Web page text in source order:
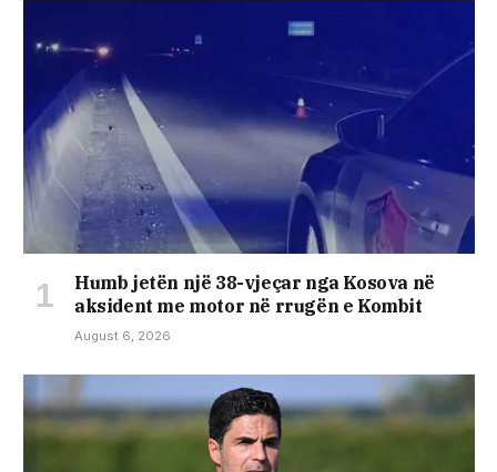
Humb jetën një 38-vjeçar nga Kosova në
aksident me motor në rrugën e Kombit
August 6, 2026